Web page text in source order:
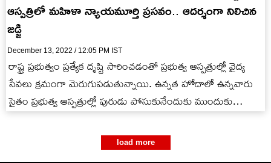
ఆస్పత్రిలో మహిళా న్యాయమూర్తి ప్రసవం.. ఆదర్శంగా నిలిచిన
జడ్జి
December 13, 2022 / 12:05 PM IST
రాష్ట్ర ప్రభుత్వం ప్రత్యేక దృష్టి సారించడంతో ప్రభుత్వ ఆస్పత్రుల్లో వైద్య
సేవలు క్రమంగా మెరుగుపడుతున్నాయి. ఉన్నత హోదాలో ఉన్నవారు
సైతం ప్రభుత్వ ఆస్పత్రుల్లో పురుడు పోసుకునేందుకు ముందుకు
load more